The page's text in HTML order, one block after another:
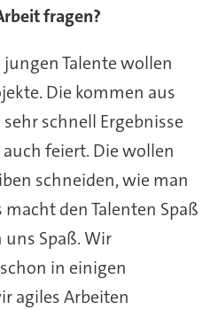
fragen?
jungen Talente wollen
Die kommen aus
schnell Ergebnisse
feiert. Die wollen
schneiden, wie man
den Talenten Spaß
Spaß. Wir
in einigen
agiles Arbeiten